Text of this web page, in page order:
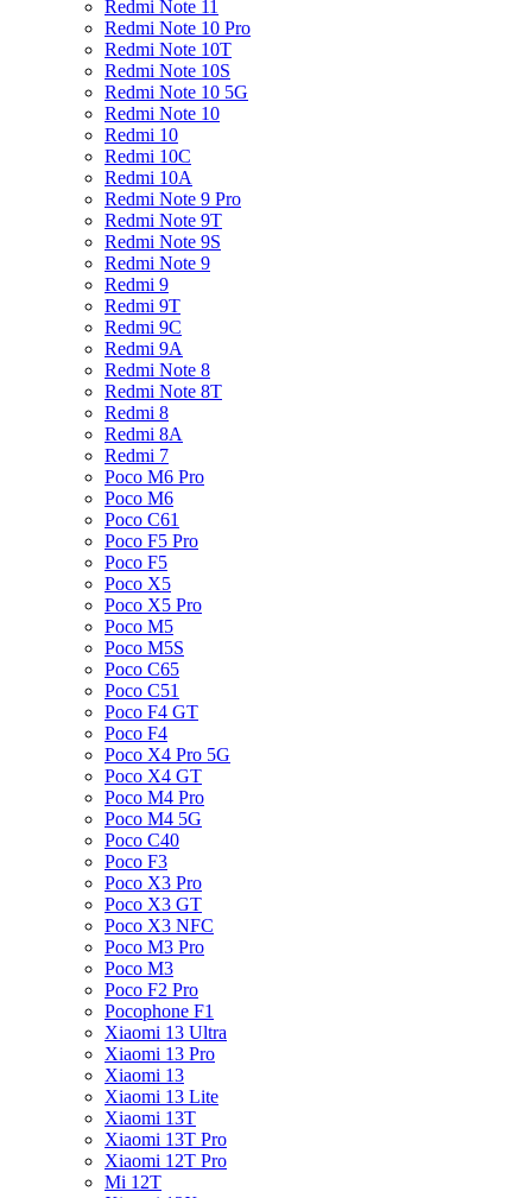
Redmi Note 11
Redmi Note 10 Pro
Redmi Note 10T
Redmi Note 10S
Redmi Note 10 5G
Redmi Note 10
Redmi 10
Redmi 10C
Redmi 10A
Redmi Note 9 Pro
Redmi Note 9T
Redmi Note 9S
Redmi Note 9
Redmi 9
Redmi 9T
Redmi 9C
Redmi 9A
Redmi Note 8
Redmi Note 8T
Redmi 8
Redmi 8A
Redmi 7
Poco M6 Pro
Poco M6
Poco C61
Poco F5 Pro
Poco F5
Poco X5
Poco X5 Pro
Poco M5
Poco M5S
Poco C65
Poco C51
Poco F4 GT
Poco F4
Poco X4 Pro 5G
Poco X4 GT
Poco M4 Pro
Poco M4 5G
Poco C40
Poco F3
Poco X3 Pro
Poco X3 GT
Poco X3 NFC
Poco M3 Pro
Poco M3
Poco F2 Pro
Pocophone F1
Xiaomi 13 Ultra
Xiaomi 13 Pro
Xiaomi 13
Xiaomi 13 Lite
Xiaomi 13T
Xiaomi 13T Pro
Xiaomi 12T Pro
Mi 12T